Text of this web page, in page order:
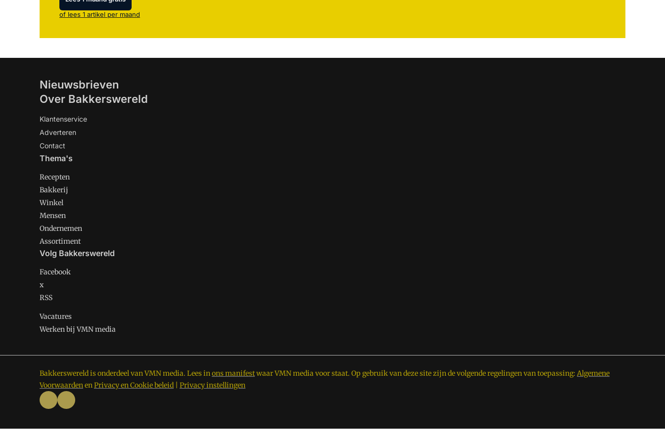
of lees 1 artikel per maand
Nieuwsbrieven
Over Bakkerswereld
Klantenservice
Adverteren
Contact
Thema's
Recepten
Bakkerij
Winkel
Mensen
Ondernemen
Assortiment
Volg Bakkerswereld
Facebook
x
RSS
Vacatures
Werken bij VMN media
Bakkerswereld is onderdeel van VMN media. Lees inons manifestwaar VMN media voor staat. Op gebruik van deze site zijn de volgende regelingen van toepassing: Algemene
VoorwaardenenPrivacy en Cookie beleid Privacy instellingen